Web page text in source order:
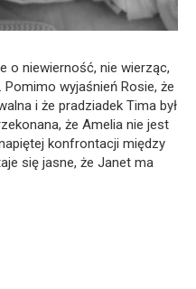
o niewierność, nie wierząc,
wyjaśnień Rosie, że
i że pradziadek Tima był
że Amelia nie jest
konfrontacji między
się jasne, że Janet ma